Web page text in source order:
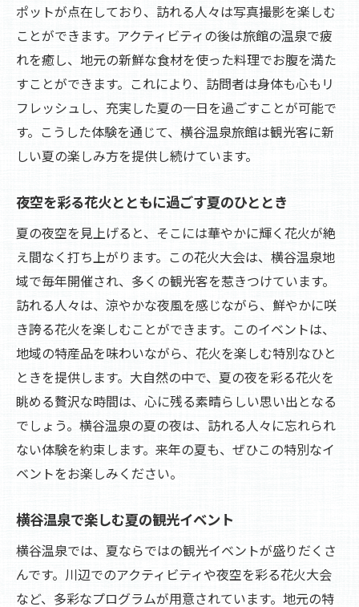
ポットが点在しており、訪れる人々は写真撮影を楽しむ
ことができます。アクティビティの後は旅館の温泉で疲
れを癒し、地元の新鮮な食材を使った料理でお腹を満た
すことができます。これにより、訪問者は身体も心もリ
フレッシュし、充実した夏の一日を過ごすことが可能で
す。こうした体験を通じて、横谷温泉旅館は観光客に新
しい夏の楽しみ方を提供し続けています。
夜空を彩る花火とともに過ごす夏のひととき
夏の夜空を見上げると、そこには華やかに輝く花火が絶
え間なく打ち上がります。この花火大会は、横谷温泉地
域で毎年開催され、多くの観光客を惹きつけています。
訪れる人々は、涼やかな夜風を感じながら、鮮やかに咲
き誇る花火を楽しむことができます。このイベントは、
地域の特産品を味わいながら、花火を楽しむ特別なひと
ときを提供します。大自然の中で、夏の夜を彩る花火を
眺める贅沢な時間は、心に残る素晴らしい思い出となる
でしょう。横谷温泉の夏の夜は、訪れる人々に忘れられ
ない体験を約束します。来年の夏も、ぜひこの特別なイ
ベントをお楽しみください。
横谷温泉で楽しむ夏の観光イベント
横谷温泉では、夏ならではの観光イベントが盛りだくさ
んです。川辺でのアクティビティや夜空を彩る花火大会
など、多彩なプログラムが用意されています。地元の特